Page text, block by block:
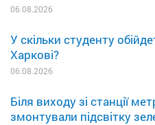
06.08.2026
У скільки студенту
Харкові?
06.08.2026
Біля виходу зі станції
змонтували підсвітку